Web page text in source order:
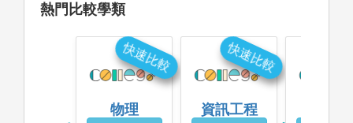
熱門比較學類
物理
快速比較
資訊工程
快速比較